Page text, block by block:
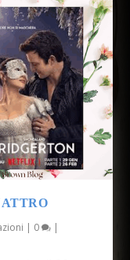
| 0 |